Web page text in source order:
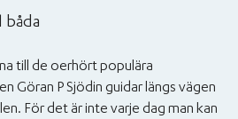
till de oerhört populära
Göran P Sjödin guidar längs vägen
För det är inte varje dag man kan